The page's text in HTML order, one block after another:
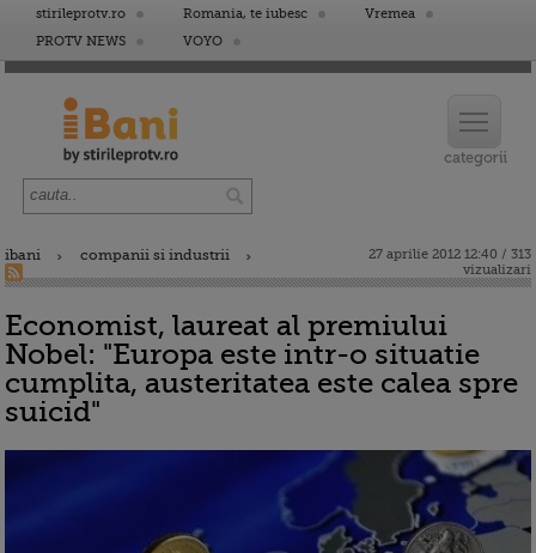
stirileprotv.ro Romania, te iubesc
Vremea
PROTV NEWS
VOYO
ibani companii si industrii
27 aprilie 2012 12:40 / 313
vizualizari
Economist, laureat al premiului
Nobel: "Europa este intr-o situatie
cumplita, austeritatea este calea spre
suicid"